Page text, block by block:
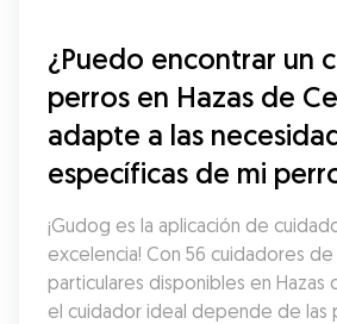
¿Puedo encontrar un
perros en Hazas de
adapte a las
específicas de mi
¡Gudog es la aplicación de
excelencia! Con 56 cuidadores
particulares disponibles en
el cuidador ideal depende de las